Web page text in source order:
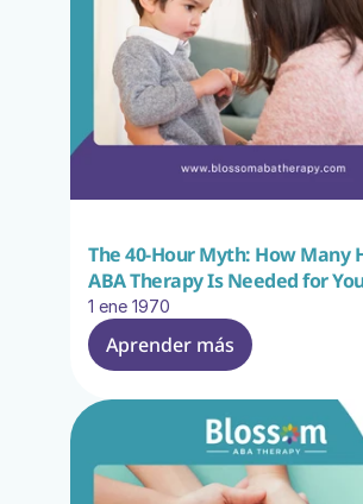
The 40-Hour Myth: How Many
ABA Therapy Is Needed for
1 ene 1970
Aprender más